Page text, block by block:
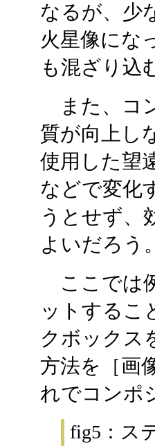
なるが、少
火星像にな
も混ざり込
また、コ
質が向上し
使用した望
などで変化
うとせず、
よいだろう。
ここでは
ットするこ
クボックス
方法を［画
れでコンポ
fig5：ス